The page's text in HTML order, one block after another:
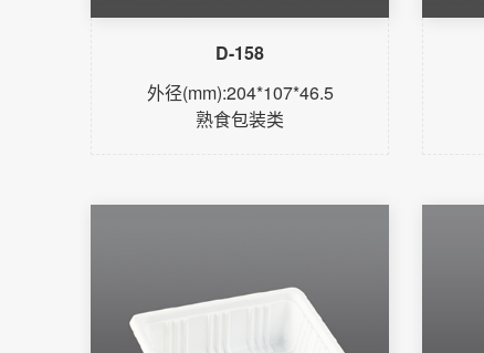
D-158
外径(mm):204*107*46.5
熟食包装类